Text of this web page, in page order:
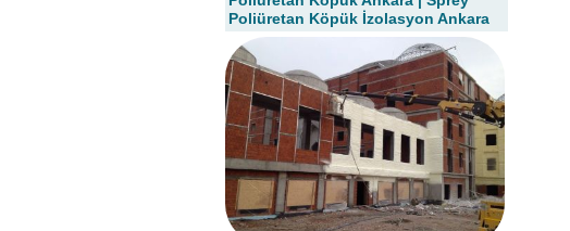
Poliüretan Köpük İzolasyon Ankara